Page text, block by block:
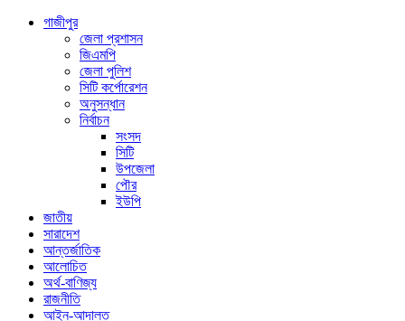
গাজীপুর
জেলা প্রশাসন
জিএমপি
জেলা পুলিশ
সিটি কর্পোরেশন
অনুসন্ধান
নির্বাচন
সংসদ
সিটি
উপজেলা
পৌর
ইউপি
জাতীয়
সারাদেশ
আন্তর্জাতিক
আলোচিত
অর্থ-বাণিজ্য
রাজনীতি
আইন-আদালত